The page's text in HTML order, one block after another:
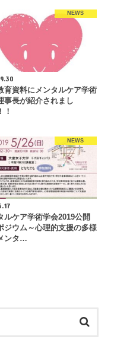
NEWS
育資料にメンタルケア学術
事長が紹介されまし
！
NEWS
ルケア学術学会2019公開
ジウム～心理的支援の多様
ンタ…